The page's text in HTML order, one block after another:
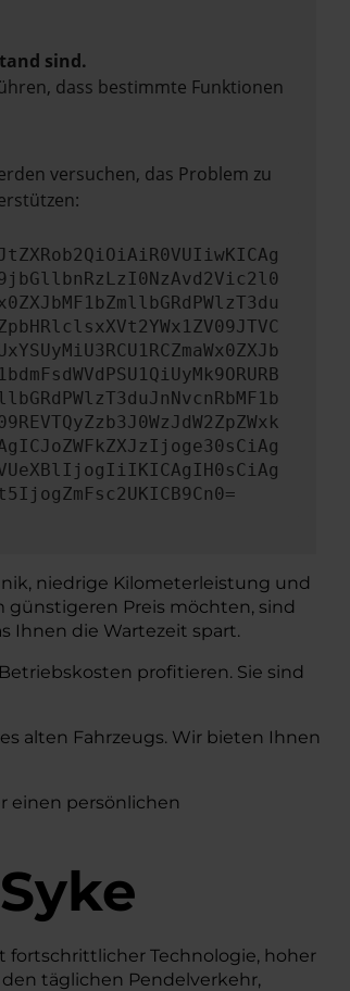
sind.
dass bestimmte Funktionen
versuchen, das Problem zu
niedrige Kilometerleistung und
günstigeren Preis möchten, sind
Ihnen die Wartezeit spart.
profitieren. Sie sind
alten Fahrzeugs. Wir bieten Ihnen
einen persönlichen
fortschrittlicher Technologie, hoher
täglichen Pendelverkehr,